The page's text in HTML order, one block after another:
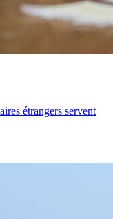
étrangers servent